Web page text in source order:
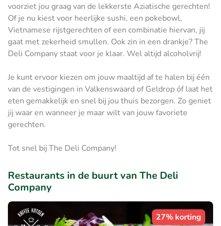
voorziet jou graag van de lekkerste Aziatische gerechten!
Of je nu kiest voor heerlijke sushi, een pokebowl,
Vietnamese rijstgerechten of een combinatie hiervan, jij
gaat met zekerheid smullen. Ook zin in een drankje? The
Deli Company staat voor je klaar. Wel altijd alcoholvrij!
Je kunt ervoor kiezen om jouw maaltijd af te halen bij één
van de vestigingen in Valkenswaard of Geldrop óf laat het
eten gemakkelijk en snel bij jou thuis bezorgen. Zo geniet
jij waar en wanneer je maar wilt van jouw favoriete
gerechten.
Tot snel bij The Deli Company!
Restaurants in de buurt van The Deli
Company
27% korting